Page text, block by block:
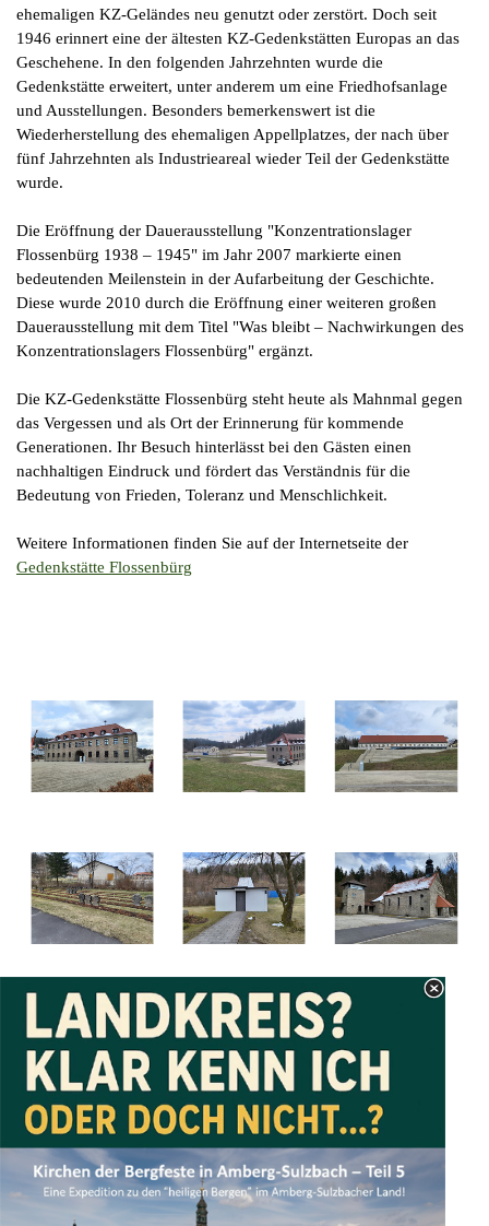
ehemaligen KZ-Geländes neu genutzt oder zerstört. Doch seit
1946 erinnert eine der ältesten KZ-Gedenkstätten Europas an das
Geschehene. In den folgenden Jahrzehnten wurde die
Gedenkstätte erweitert, unter anderem um eine Friedhofsanlage
und Ausstellungen. Besonders bemerkenswert ist die
Wiederherstellung des ehemaligen Appellplatzes, der nach über
fünf Jahrzehnten als Industrieareal wieder Teil der Gedenkstätte
wurde.
Die Eröffnung der Dauerausstellung "Konzentrationslager
Flossenbürg 1938 – 1945" im Jahr 2007 markierte einen
bedeutenden Meilenstein in der Aufarbeitung der Geschichte.
Diese wurde 2010 durch die Eröffnung einer weiteren großen
Dauerausstellung mit dem Titel "Was bleibt – Nachwirkungen des
Konzentrationslagers Flossenbürg" ergänzt.
Die KZ-Gedenkstätte Flossenbürg steht heute als Mahnmal gegen
das Vergessen und als Ort der Erinnerung für kommende
Generationen. Ihr Besuch hinterlässt bei den Gästen einen
nachhaltigen Eindruck und fördert das Verständnis für die
Bedeutung von Frieden, Toleranz und Menschlichkeit.
Weitere Informationen finden Sie auf der Internetseite der
Gedenkstätte Flossenbürg